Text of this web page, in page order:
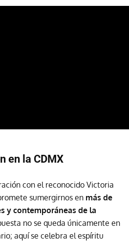
en la CDMX
con el reconocido Victoria
sumergirnos en más de
y contemporáneas de la
no se queda únicamente en
aquí se celebra el espíritu